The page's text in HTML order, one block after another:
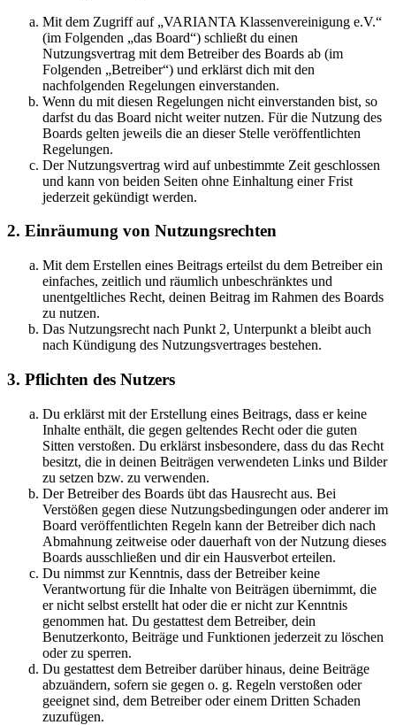
Mit dem Zugriff auf „VARIANTA Klassenvereinigung e.V.“
(im Folgenden „das Board“) schließt du einen
Nutzungsvertrag mit dem Betreiber des Boards ab (im
Folgenden „Betreiber“) und erklärst dich mit den
nachfolgenden Regelungen einverstanden.
Wenn du mit diesen Regelungen nicht einverstanden bist, so
darfst du das Board nicht weiter nutzen. Für die Nutzung des
Boards gelten jeweils die an dieser Stelle veröffentlichten
Regelungen.
Der Nutzungsvertrag wird auf unbestimmte Zeit geschlossen
und kann von beiden Seiten ohne Einhaltung einer Frist
jederzeit gekündigt werden.
2. Einräumung von Nutzungsrechten
Mit dem Erstellen eines Beitrags erteilst du dem Betreiber ein
einfaches, zeitlich und räumlich unbeschränktes und
unentgeltliches Recht, deinen Beitrag im Rahmen des Boards
zu nutzen.
Das Nutzungsrecht nach Punkt 2, Unterpunkt a bleibt auch
nach Kündigung des Nutzungsvertrages bestehen.
3. Pflichten des Nutzers
Du erklärst mit der Erstellung eines Beitrags, dass er keine
Inhalte enthält, die gegen geltendes Recht oder die guten
Sitten verstoßen. Du erklärst insbesondere, dass du das Recht
besitzt, die in deinen Beiträgen verwendeten Links und Bilder
zu setzen bzw. zu verwenden.
Der Betreiber des Boards übt das Hausrecht aus. Bei
Verstößen gegen diese Nutzungsbedingungen oder anderer im
Board veröffentlichten Regeln kann der Betreiber dich nach
Abmahnung zeitweise oder dauerhaft von der Nutzung dieses
Boards ausschließen und dir ein Hausverbot erteilen.
Du nimmst zur Kenntnis, dass der Betreiber keine
Verantwortung für die Inhalte von Beiträgen übernimmt, die
er nicht selbst erstellt hat oder die er nicht zur Kenntnis
genommen hat. Du gestattest dem Betreiber, dein
Benutzerkonto, Beiträge und Funktionen jederzeit zu löschen
oder zu sperren.
Du gestattest dem Betreiber darüber hinaus, deine Beiträge
abzuändern, sofern sie gegen o. g. Regeln verstoßen oder
geeignet sind, dem Betreiber oder einem Dritten Schaden
zuzufügen.